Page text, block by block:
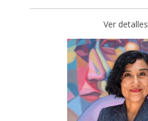
Ver detalles